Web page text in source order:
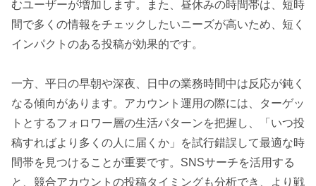
むユーザーが増加します。また、昼休みの時間帯は、短時
間で多くの情報をチェックしたいニーズが高いため、短く
インパクトのある投稿が効果的です。
一方、平日の早朝や深夜、日中の業務時間中は反応が鈍く
なる傾向があります。アカウント運用の際には、ターゲッ
トとするフォロワー層の生活パターンを把握し、「いつ投
稿すればより多くの人に届くか」を試行錯誤して最適な時
間帯を見つけることが重要です。SNSサーチを活用する
と、競合アカウントの投稿タイミングも分析でき、より戦